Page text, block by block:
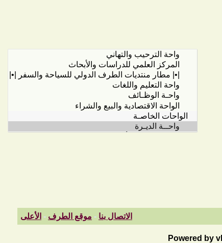
الاتصال بنا - موقع الطرف - الأعلى
Powered by